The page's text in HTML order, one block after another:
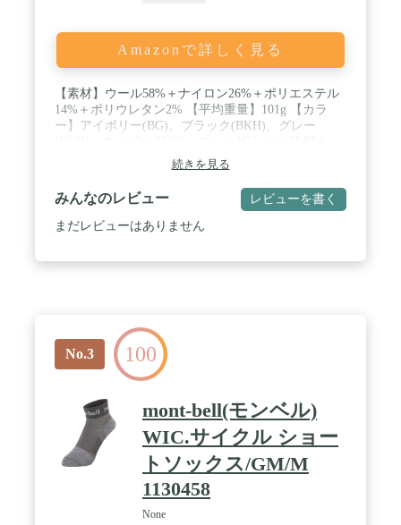
Amazonで詳しく見る
【素材】ウール58%＋ナイロン26%＋ポリエステル
14%＋ポリウレタン2% 【平均重量】101g 【カラ
ー】アイボリー(BG)、ブラック(BKH)、グレー
【サイズ】S（22～24cm）、M（24～26cm）、
L（26～28cm）、XL（28～30cm） 【厚み・パイ
ル】厚手・総パイル 【特長】テーパー形状/L字パタ
ーン/フルサポートフィットシステム/補強
続きを見る
みんなのレビュー レビューを書く
まだレビューはありません
No.3 100
mont-bell(モンベル)
WIC.サイクル ショー
トソックス/GM/M
1130458
None